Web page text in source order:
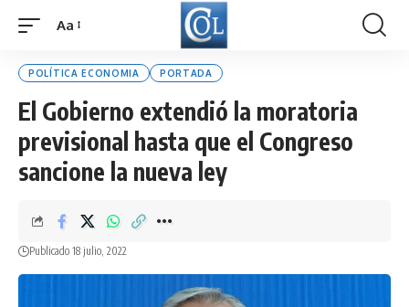
Font
Aa
POLÍTICA ECONOMIA PORTADA
El Gobierno extendió la moratoria
previsional hasta que el Congreso
sancione la nueva ley
Publicado 18 julio, 2022